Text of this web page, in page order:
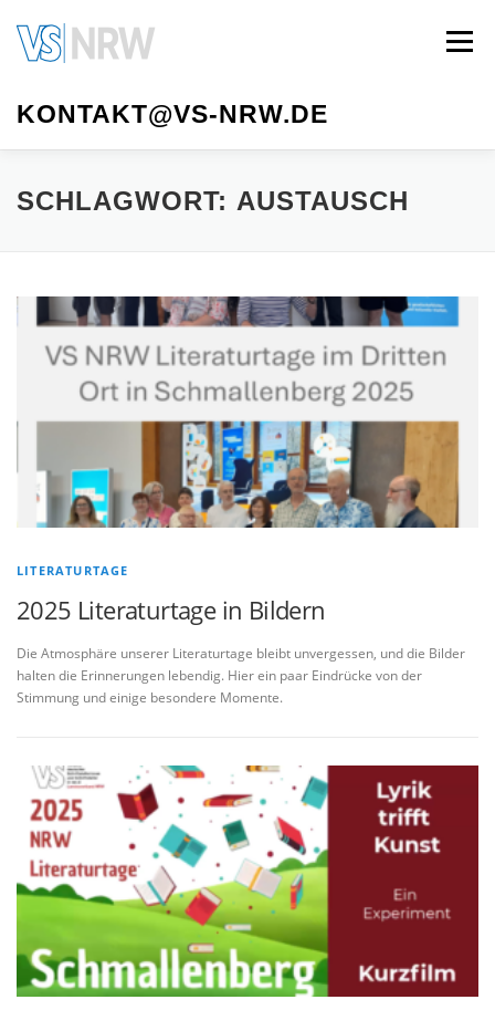
Inhalt
springen
KONTAKT@VS-NRW.DE
Menü
VS NRW MITGLIED WERDEN AUTOR*INNEN
IMPRESSUM
SCHLAGWORT: AUSTAUSCH
LITERATURTAGE
2025 Literaturtage in Bildern
Die Atmosphäre unserer Literaturtage bleibt unvergessen, und die Bilder
halten die Erinnerungen lebendig. Hier ein paar Eindrücke von der
Stimmung und einige besondere Momente.